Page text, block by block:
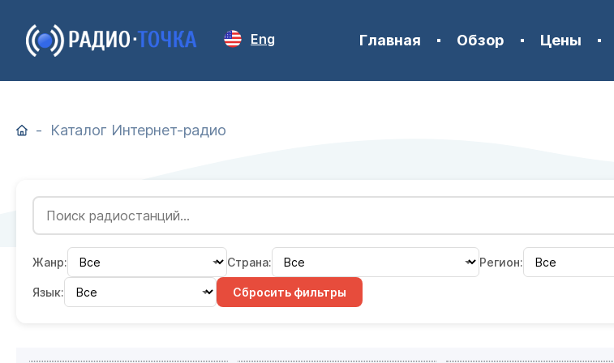
Eng Главная Обзор Цены
Каталог Интернет-радио
Жанр: Страна: Регион:
Язык: Сбросить фильтры